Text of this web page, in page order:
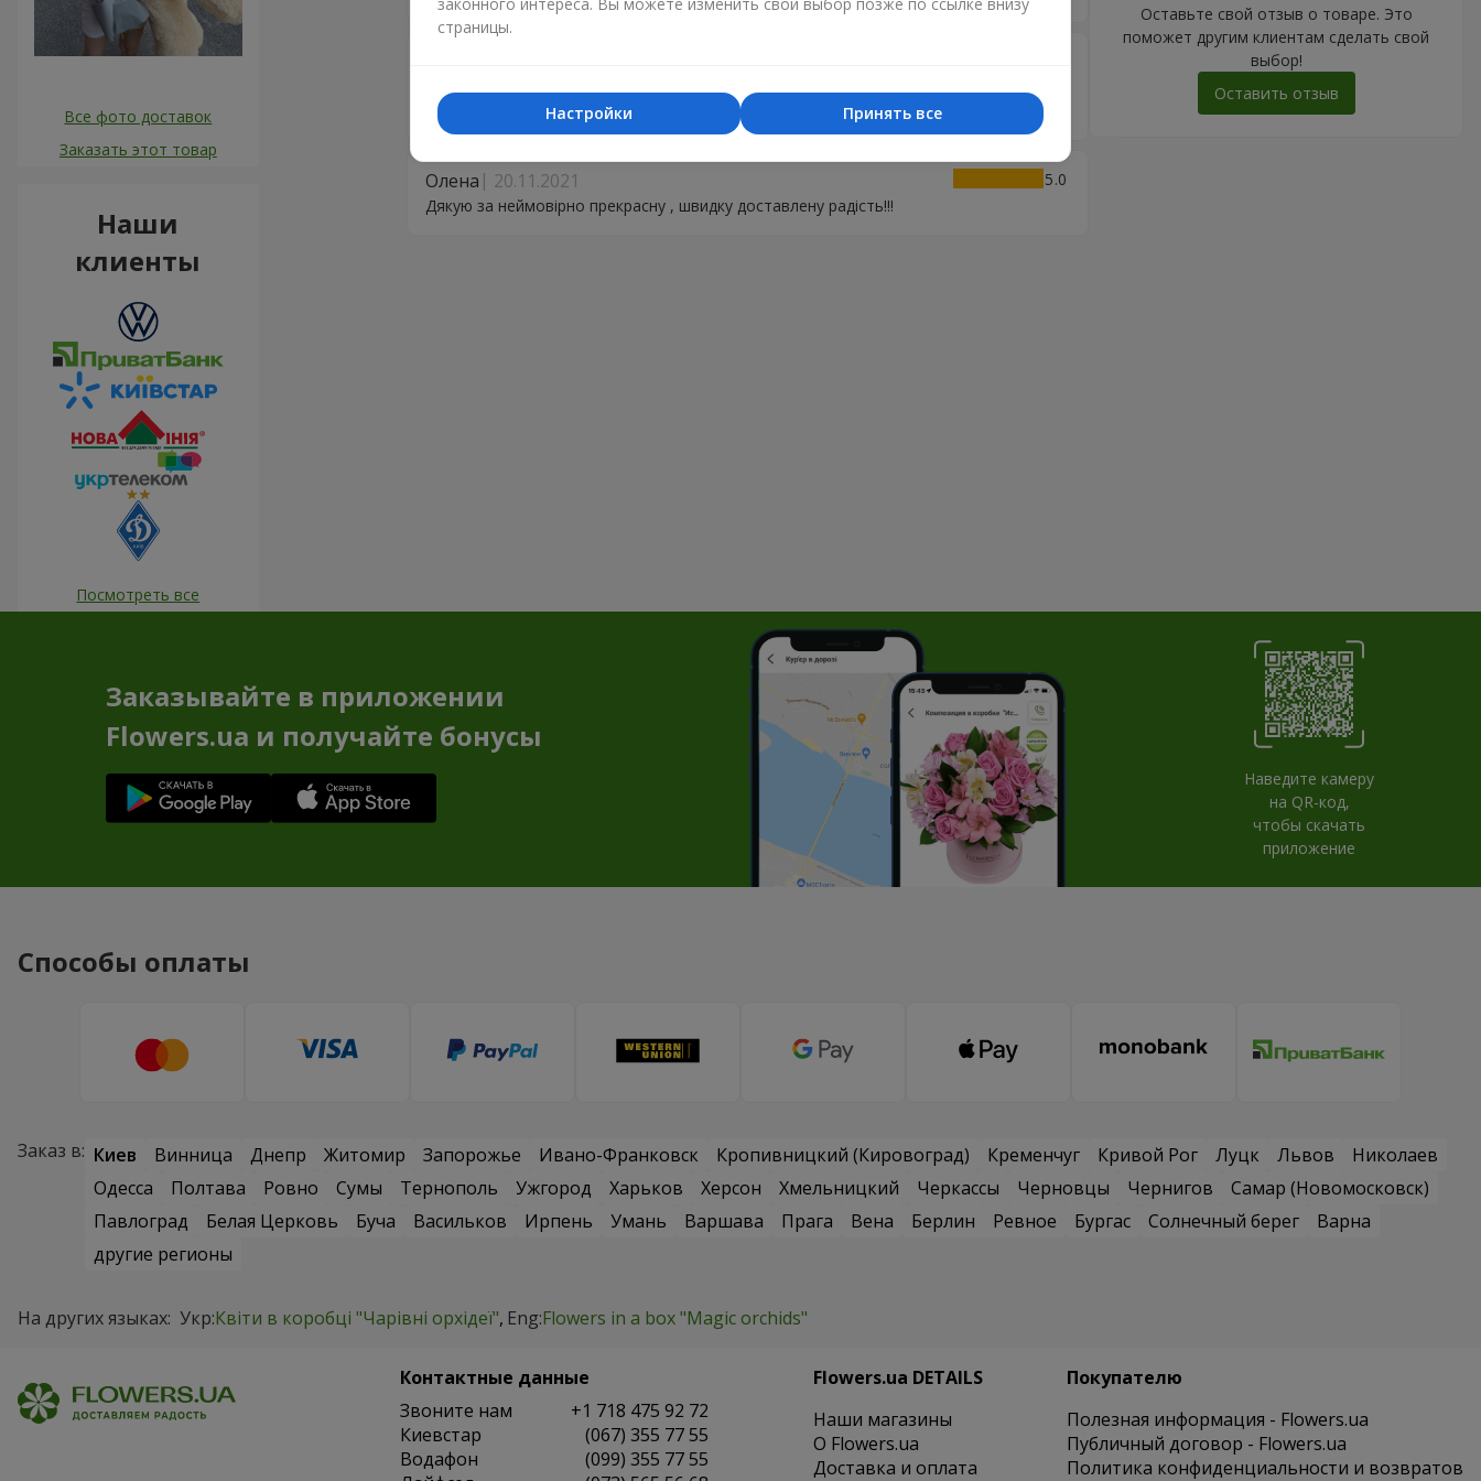
успешно доставили заказ!
Олена 20.11.2021
5
Дякую за неймовірно прекрасну , швидку доставлену радість!!!
Оставьте свой отзыв о товаре. Это
поможет другим клиентам сделать свой
выбор!
Оставить отзыв
Все фото доставок
Заказать этот товар
Наши
клиенты
Посмотреть все
Заказывайте в приложении
Flowers.ua и получайте бонусы
Наведите камеру
на QR-код,
чтобы скачать
приложение
Способы оплаты
Заказ в: Киев Винница Днепр Житомир Запорожье Ивано-Франковск Кропивницкий (Кировоград) Кременчуг Кривой Рог Луцк Львов
Николаев
Одесса
Полтава Ровно Сумы Тернополь Ужгород Харьков Херсон Хмельницкий Черкассы Черновцы Чернигов
Самар (Новомосковск)
Павлоград
Белая Церковь Буча Васильков Ирпень Умань Варшава Прага Вена Берлин Ревное Бургас Солнечный берег
Варна
другие регионы
На других языках: Укр:Квіти в коробці "Чарівні орхідеї" Eng:Flowers in a box "Magic orchids"
Контактные данные
Звоните нам
+1 718 475 92 72
Киевстар
(067) 355 77 55
Водафон
(099) 355 77 55
Flowers.ua DETAILS
Наши магазины
O Flowers.ua
Доставка и оплата
Покупателю
Полезная информация - Flowers.ua
Публичный договор - Flowers.ua
Политика конфиденциальности и возвратов
страницы.
Принять все
Настройки